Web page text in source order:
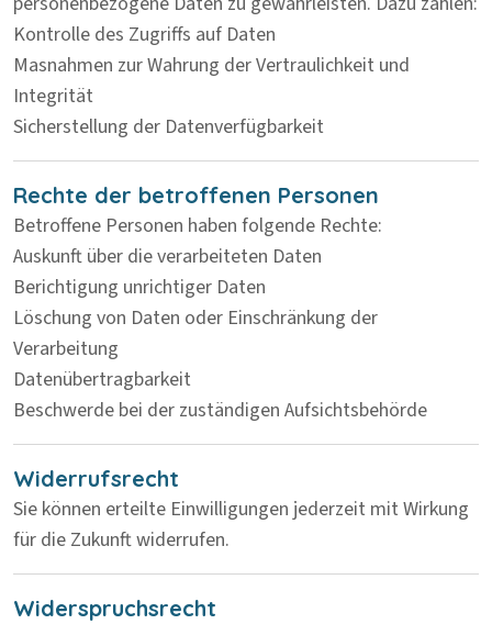
Kontrolle des Zugriffs auf Daten
Masnahmen zur Wahrung der Vertraulichkeit und
Integrität
Sicherstellung der Datenverfügbarkeit
Rechte der betroffenen Personen
Betroffene Personen haben folgende Rechte:
Auskunft über die verarbeiteten Daten
Berichtigung unrichtiger Daten
Löschung von Daten oder Einschränkung der
Verarbeitung
Datenübertragbarkeit
Beschwerde bei der zuständigen Aufsichtsbehörde
Widerrufsrecht
Sie können erteilte Einwilligungen jederzeit mit Wirkung
für die Zukunft widerrufen.
Widerspruchsrecht